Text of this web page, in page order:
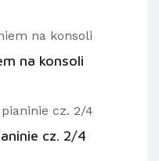
na konsoli
cz. 2/4